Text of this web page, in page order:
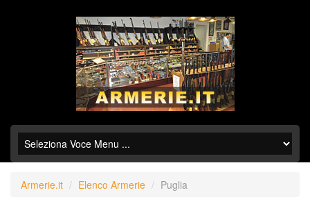
Armerie.it Elenco Armerie Puglia